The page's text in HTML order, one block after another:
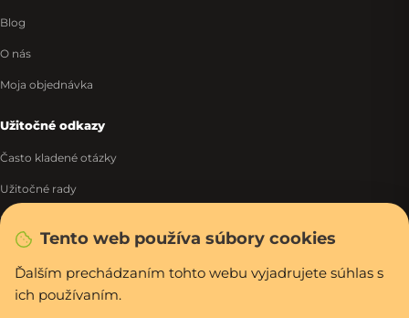
Tento web používa súbory cookies
Ďalším prechádzaním tohto webu vyjadrujete súhlas s
ich používaním.
Blog
O nás
Moja objednávka
Užitočné odkazy
Často kladené otázky
Užitočné rady
Diagnostika
Návody na použitie
Ako zistím výrobné číslo